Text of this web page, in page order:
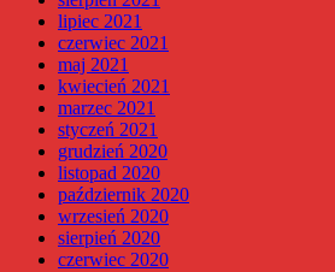
lipiec 2021
czerwiec 2021
maj 2021
kwiecień 2021
marzec 2021
styczeń 2021
grudzień 2020
listopad 2020
październik 2020
wrzesień 2020
sierpień 2020
czerwiec 2020